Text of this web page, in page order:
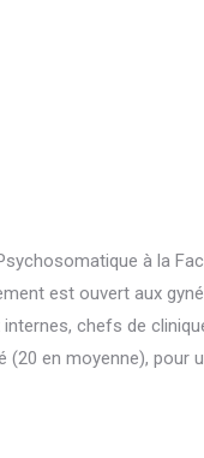
à la
est ouvert aux
chefs de
en moyenne), pour